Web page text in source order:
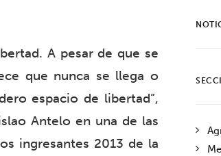
A pesar de que se
que nunca se llega o
espacio de libertad”,
Antelo en una de las
ingresantes 2013 de la